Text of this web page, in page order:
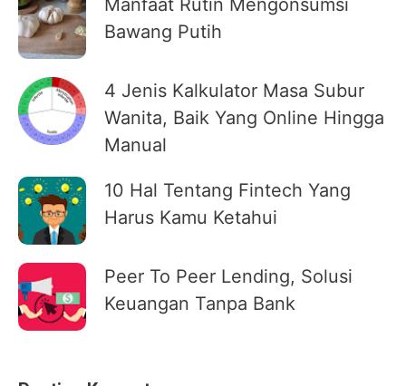
Manfaat Rutin Mengonsumsi
Bawang Putih
4 Jenis Kalkulator Masa Subur
Wanita, Baik Yang Online Hingga
Manual
10 Hal Tentang Fintech Yang
Harus Kamu Ketahui
Peer To Peer Lending, Solusi
Keuangan Tanpa Bank